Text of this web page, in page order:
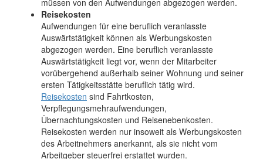
müssen von den Aufwendungen abgezogen werden.
Reisekosten
Aufwendungen für eine beruflich veranlasste
Auswärtstätigkeit können als Werbungskosten
abgezogen werden. Eine beruflich veranlasste
Auswärtstätigkeit liegt vor, wenn der Mitarbeiter
vorübergehend außerhalb seiner Wohnung und seiner
ersten Tätigkeitsstätte beruflich tätig wird.
Reisekosten sind Fahrtkosten,
Verpflegungsmehraufwendungen,
Übernachtungskosten und Reisenebenkosten.
Reisekosten werden nur insoweit als Werbungskosten
des Arbeitnehmers anerkannt, als sie nicht vom
Arbeitgeber steuerfrei erstattet wurden.